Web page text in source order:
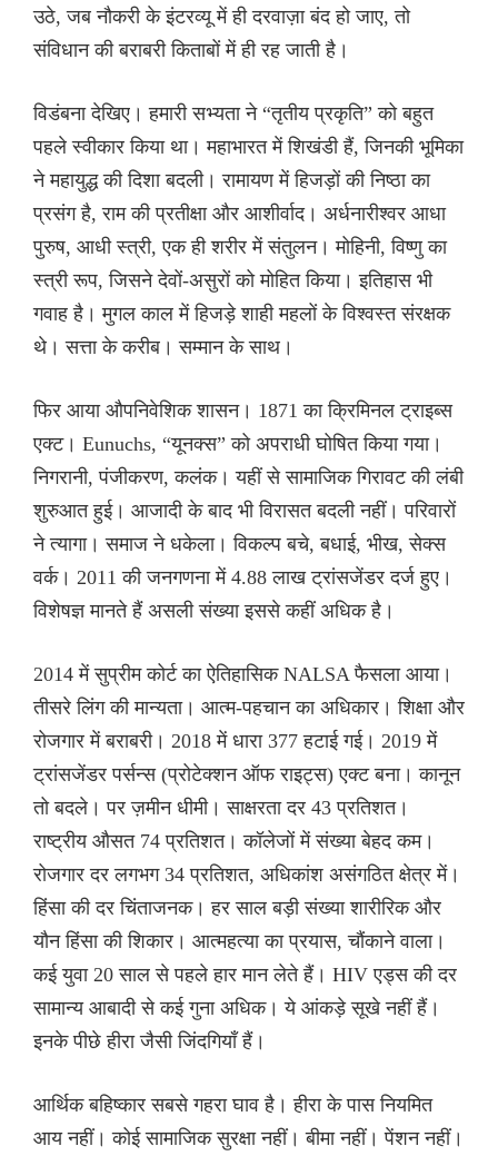
उठे, जब नौकरी के इंटरव्यू में ही दरवाज़ा बंद हो जाए, तो
संविधान की बराबरी किताबों में ही रह जाती है।
विडंबना देखिए। हमारी सभ्यता ने “तृतीय प्रकृति” को बहुत
पहले स्वीकार किया था। महाभारत में शिखंडी हैं, जिनकी भूमिका
ने महायुद्ध की दिशा बदली। रामायण में हिजड़ों की निष्ठा का
प्रसंग है, राम की प्रतीक्षा और आशीर्वाद। अर्धनारीश्वर आधा
पुरुष, आधी स्त्री, एक ही शरीर में संतुलन। मोहिनी, विष्णु का
स्त्री रूप, जिसने देवों-असुरों को मोहित किया। इतिहास भी
गवाह है। मुगल काल में हिजड़े शाही महलों के विश्वस्त संरक्षक
थे। सत्ता के करीब। सम्मान के साथ।
फिर आया औपनिवेशिक शासन। 1871 का क्रिमिनल ट्राइब्स
एक्ट। Eunuchs, “यूनक्स” को अपराधी घोषित किया गया।
निगरानी, पंजीकरण, कलंक। यहीं से सामाजिक गिरावट की लंबी
शुरुआत हुई। आजादी के बाद भी विरासत बदली नहीं। परिवारों
ने त्यागा। समाज ने धकेला। विकल्प बचे, बधाई, भीख, सेक्स
वर्क। 2011 की जनगणना में 4.88 लाख ट्रांसजेंडर दर्ज हुए।
विशेषज्ञ मानते हैं असली संख्या इससे कहीं अधिक है।
2014 में सुप्रीम कोर्ट का ऐतिहासिक NALSA फैसला आया।
तीसरे लिंग की मान्यता। आत्म-पहचान का अधिकार। शिक्षा और
रोजगार में बराबरी। 2018 में धारा 377 हटाई गई। 2019 में
ट्रांसजेंडर पर्सन्स (प्रोटेक्शन ऑफ राइट्स) एक्ट बना। कानून
तो बदले। पर ज़मीन धीमी। साक्षरता दर 43 प्रतिशत।
राष्ट्रीय औसत 74 प्रतिशत। कॉलेजों में संख्या बेहद कम।
रोजगार दर लगभग 34 प्रतिशत, अधिकांश असंगठित क्षेत्र में।
हिंसा की दर चिंताजनक। हर साल बड़ी संख्या शारीरिक और
यौन हिंसा की शिकार। आत्महत्या का प्रयास, चौंकाने वाला।
कई युवा 20 साल से पहले हार मान लेते हैं। HIV एड्स की दर
सामान्य आबादी से कई गुना अधिक। ये आंकड़े सूखे नहीं हैं।
इनके पीछे हीरा जैसी जिंदगियाँ हैं।
आर्थिक बहिष्कार सबसे गहरा घाव है। हीरा के पास नियमित
आय नहीं। कोई सामाजिक सुरक्षा नहीं। बीमा नहीं। पेंशन नहीं।